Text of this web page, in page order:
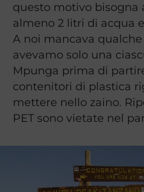
questo motivo bisogna
almeno 2 litri di acqua
A noi mancava
avevamo solo una
Mpunga prima di
contenitori di plastica
mettere nello zaino.
PET sono vietate nel